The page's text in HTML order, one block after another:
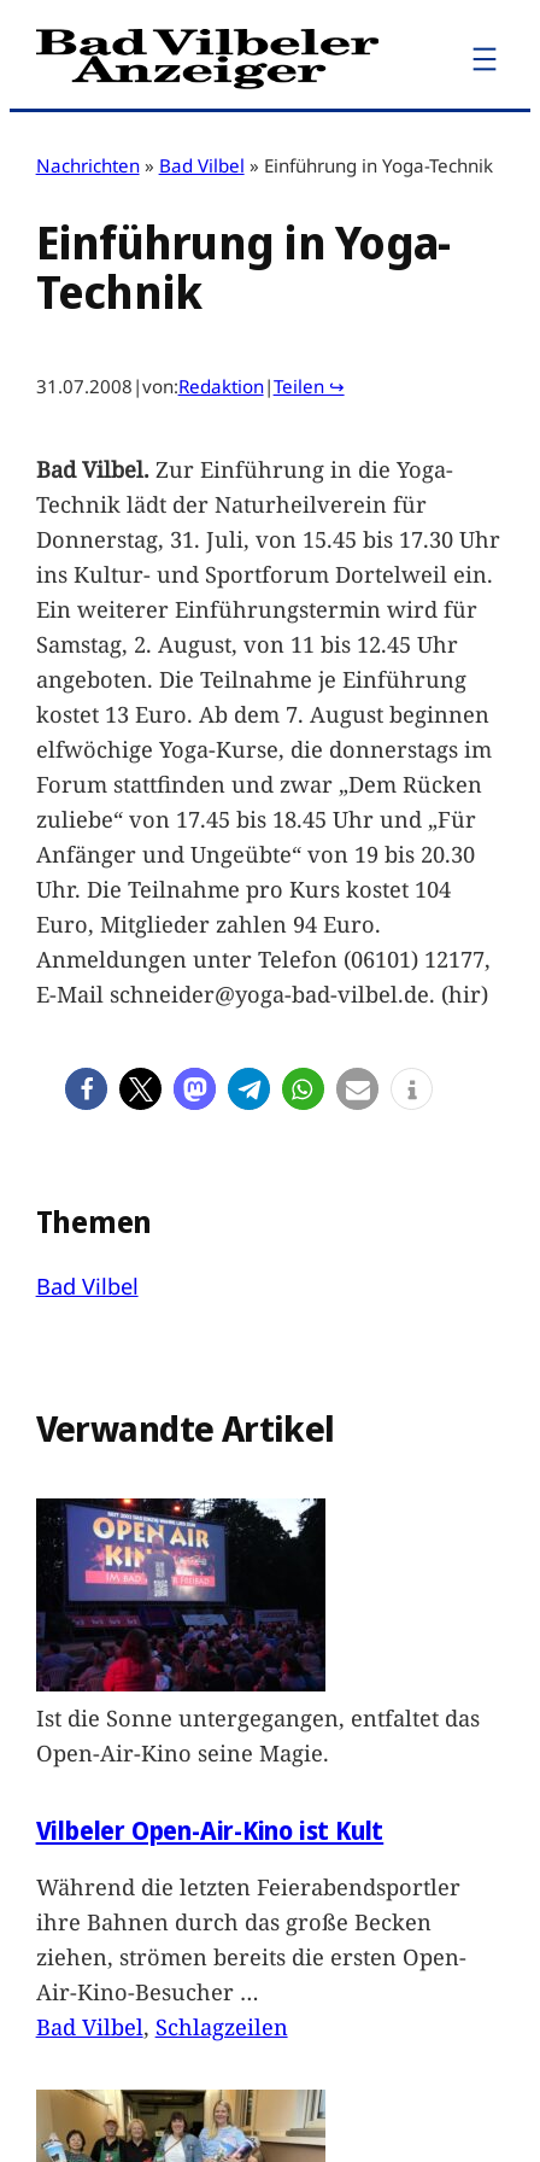
Zum
Inhalt
Nachrichten » Bad Vilbel » Einführung in Yoga-Technik
Einführung in Yoga-
Technik
31.07.2008 |von:Redaktion|Teilen ↪
Bad Vilbel.Zur Einführung in die Yoga-
Technik lädt der Naturheilverein für
Donnerstag, 31. Juli, von 15.45 bis 17.30 Uhr
ins Kultur- und Sportforum Dortelweil ein.
Ein weiterer Einführungstermin wird für
Samstag, 2. August, von 11 bis 12.45 Uhr
angeboten. Die Teilnahme je Einführung
kostet 13 Euro. Ab dem 7. August beginnen
elfwöchige Yoga-Kurse, die donnerstags im
Forum stattfinden und zwar „Dem Rücken
zuliebe“ von 17.45 bis 18.45 Uhr und „Für
Anfänger und Ungeübte“ von 19 bis 20.30
Uhr. Die Teilnahme pro Kurs kostet 104
Euro, Mitglieder zahlen 94 Euro.
Anmeldungen unter Telefon (06101) 12177,
E-Mail schneider@yoga-bad-vilbel.de. (hir)
Themen
Bad Vilbel
Verwandte Artikel
Ist die Sonne untergegangen, entfaltet das
Open-Air-Kino seine Magie.
Vilbeler Open-Air-Kino ist Kult
Während die letzten Feierabendsportler
ihre Bahnen durch das große Becken
ziehen, strömen bereits die ersten Open-
Air-Kino-Besucher …
Bad Vilbel, Schlagzeilen